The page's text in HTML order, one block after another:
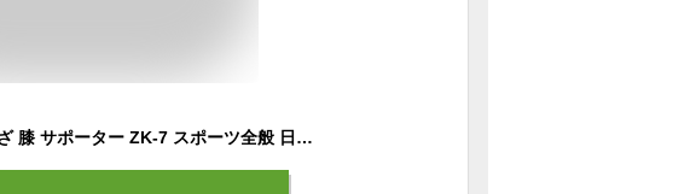
ザムスト(ZAMST) ひざ 膝 サポーター ZK-7 スポーツ全般 日常生活 左右兼用 Lサイズ 371703